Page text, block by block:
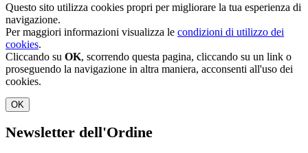
Questo sito utilizza cookies propri per migliorare la tua esperienza di
navigazione.
Per maggiori informazioni visualizza le condizioni di utilizzo dei
cookies.
Cliccando su OK, scorrendo questa pagina, cliccando su un link o
proseguendo la navigazione in altra maniera, acconsenti all'uso dei
cookies.
OK
Newsletter dell'Ordine